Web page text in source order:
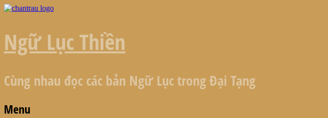
Ngữ Lục Thiền
Cùng nhau đọc các bản Ngữ Lục trong Đại Tạng
Menu